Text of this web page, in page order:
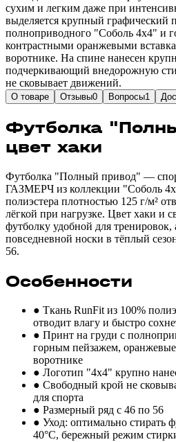
сухим и легким даже при
выделяется крупный графический
полноприводного "Соболь 4х4" и
контрастными оранжевыми
воротнике. На спине нанесен
подчеркивающий внедорожную
не сковывает движений.
О товаре Отзывы0 Вопросы1
Футболка
цвет хаки
Футболка "Полный привод" —
ГАЗМЕРЧ из коллекции "Соболь
полиэстера плотностью 125 г/м²
лёгкой при нагрузке. Цвет хаки и
футболку удобной для тренировок,
повседневной носки в тёплый
56.
Особенности
● Ткань RunFit из 100%
отводит влагу и быстро
● Принт на груди с
горным пейзажем,
воротнике
● Логотип "4x4" крупно
● Свободный крой не
для спорта
● Размерный ряд с 46 по 56
● Уход: оптимально стирать
40°C, бережный режим